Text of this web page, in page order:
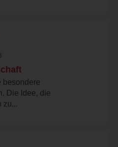
besondere
Die Idee, die
zu...